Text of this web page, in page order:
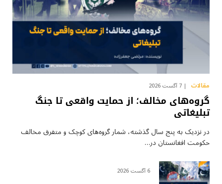
مقالات 7 آگست 2026
گروه‌های مخالف؛ از حمایت واقعی تا جنگ
تبلیغاتی
در نزدیک به پنج سال گذشته، شمار گروه‌های کوچک و متفرق مخالف
حکومت افغانستان در…
6 آگست 2026